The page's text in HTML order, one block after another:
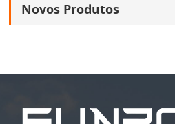
Novos Produtos